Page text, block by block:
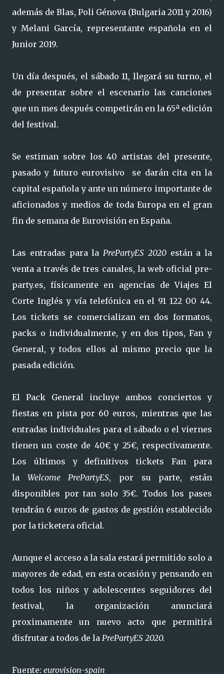
además de Blas, Poli Génova (Bulgaria 2011 y 2016)
y Melani García, representante española en el
Junior 2019.
Un día después, el sábado 11, llegará su turno, el
de presentar sobre el escenario las canciones
que un mes después competirán en la 65ª edición
del festival.
Se estiman sobre los 40 artistas del presente,
pasado y futuro eurovisivo se darán cita en la
capital española y ante un número importante de
aficionados y medios de toda Europa en el gran
fin de semana de Eurovisión en España.
Las entradas para la PrePartyES 2020están a la
venta a través de tres canales, la web oficial pre-
party.es, físicamente en agencias de Viajes El
Corte Inglés y vía telefónica en el 91 122 00 44.
Los tickets se comercializan en dos formatos,
packs o individualmente, y en dos tipos, Fan y
General, y todos ellos al mismo precio que la
pasada edición.
El Pack General incluye ambos conciertos y
fiestas en pista por 60 euros, mientras que las
entradas individuales para el sábado o el viernes
tienen un coste de 40€ y 25€, respectivamente.
Los últimos y definitivos tickets Fan para
la Welcome PrePartyES, por su parte, están
disponibles por tan solo 35€. Todos los pases
tendrán 6 euros de gastos de gestión establecido
por la ticketera oficial.
Aunque el acceso a la sala estará permitido solo a
mayores de edad, en esta ocasión y pensando en
todos los niños y adolescentes seguidores del
festival, la organización anunciará
proximamente un nuevo acto que permitirá
disfrutar a todos de la PrePartyES 2020.
Fuente: eurovision-spain